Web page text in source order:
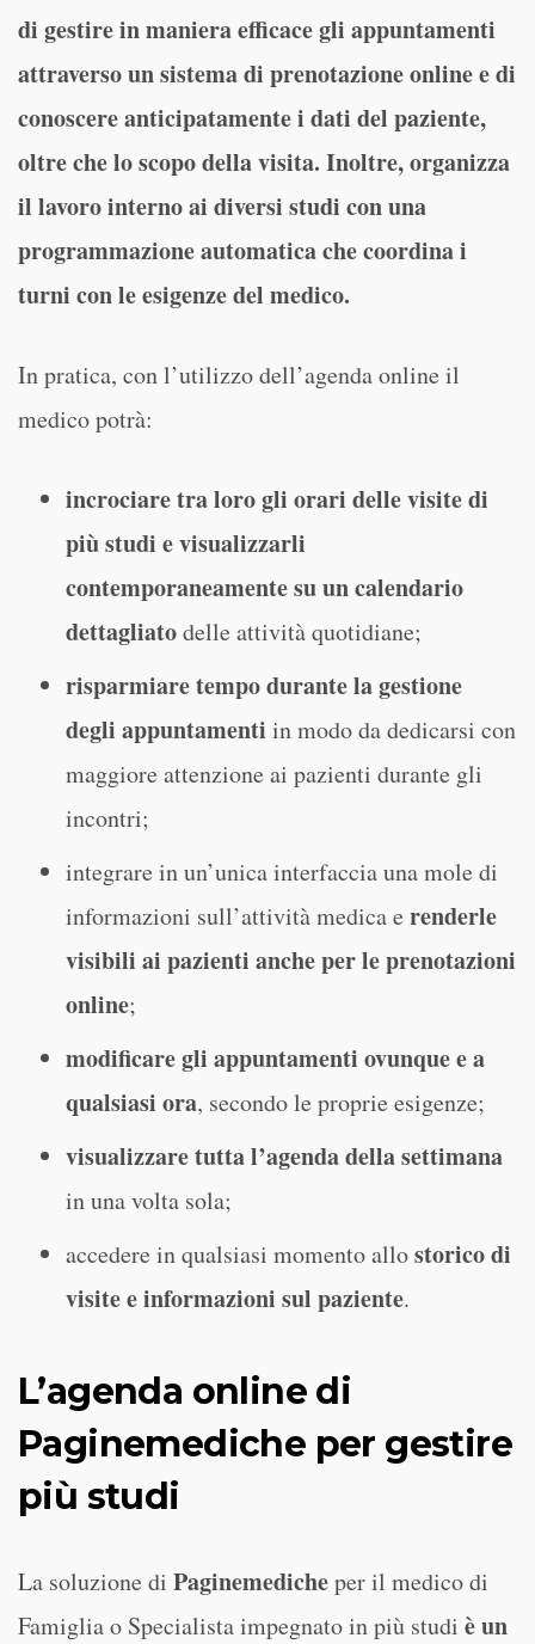
di gestire in maniera efficace gli appuntamenti
attraverso un sistema di prenotazione online e di
conoscere anticipatamente i dati del paziente,
oltre che lo scopo della visita. Inoltre, organizza
il lavoro interno ai diversi studi con una
programmazione automatica che coordina i
turni con le esigenze del medico.
In pratica, con l’utilizzo dell’agenda online il
medico potrà:
incrociare tra loro gli orari delle visite di
più studi e visualizzarli
contemporaneamente su un calendario
dettagliatodelle attività quotidiane;
risparmiare tempo durante la gestione
degli appuntamenti in modo da dedicarsi con
maggiore attenzione ai pazienti durante gli
incontri;
integrare in un’unica interfaccia una mole di
informazioni sull’attività medica e renderle
visibili ai pazienti anche per le prenotazioni
online;
modificare gli appuntamenti ovunque e a
qualsiasi ora, secondo le proprie esigenze;
visualizzare tutta l’agenda della settimana
in una volta sola;
accedere in qualsiasi momento allostorico di
visite e informazioni sul paziente.
L’agenda online di
Paginemediche per gestire
più studi
La soluzione di Paginemedicheper il medico di
Famiglia o Specialista impegnato in più studi è un